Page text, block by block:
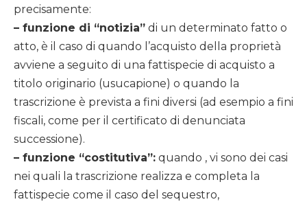
precisamente:
– funzione di “notizia” di un determinato fatto o
atto, è il caso di quando l’acquisto della proprietà
avviene a seguito di una fattispecie di acquisto a
titolo originario (usucapione) o quando la
trascrizione è prevista a fini diversi (ad esempio a fini
fiscali, come per il certificato di denunciata
successione).
– funzione “costitutiva”: quando , vi sono dei casi
nei quali la trascrizione realizza e completa la
fattispecie come il caso del sequestro,